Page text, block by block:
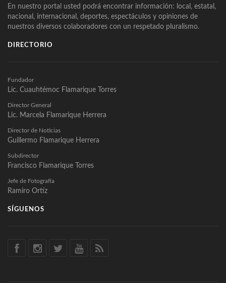
En nuestro portal usted podrá encontrar información: local, estatal,
nacional, internacional, deportes, espectáculos y opiniones de
nuestros diversos colaboradores con un respetado pluralismo.
DIRECTORIO
Fundador
Lic. Cuauhtémoc Flamarique Torres
Director General
Lic. Marcela Flamarique Herrera
Director de Noticias
Guillermo Flamarique Herrera
Subdirector
Francisco Flamarique Torres
Jefe de Fotografía
Ramiro Ortíz
SÍGUENOS